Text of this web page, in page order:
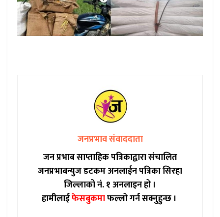
जनप्रभाव संवाददाता
जन प्रभाब साप्ताहिक पत्रिकाद्वारा संचालित
जनप्रभाबन्युज डटकम अनलाईन पत्रिका सिरहा
जिल्लाको नं. १ अनलाइन हो ।
हामीलाईफेसबुकमाफल्लो गर्न सक्नुहुन्छ ।